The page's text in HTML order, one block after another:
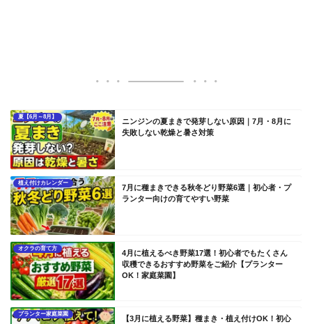
夏【6月～8月】
ニンジンの夏まきで発芽しない原因｜7月・8月に
失敗しない乾燥と暑さ対策
植え付けカレンダー
7月に種まきできる秋冬どり野菜6選｜初心者・プ
ランター向けの育てやすい野菜
オクラの育て方
4月に植えるべき野菜17選！初心者でもたくさん
収穫できるおすすめ野菜をご紹介【プランター
OK！家庭菜園】
プランター家庭菜園
【3月に植える野菜】種まき・植え付けOK！初心